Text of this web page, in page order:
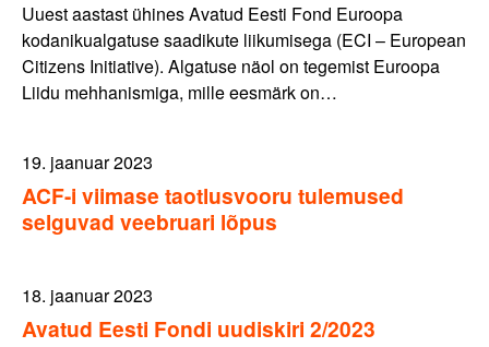
Uuest aastast ühines Avatud Eesti Fond Euroopa
kodanikualgatuse saadikute liikumisega (ECI – European
Citizens Initiative). Algatuse näol on tegemist Euroopa
Liidu mehhanismiga, mille eesmärk on…
19. jaanuar 2023
ACF-i viimase taotlusvooru tulemused
selguvad veebruari lõpus
18. jaanuar 2023
Avatud Eesti Fondi uudiskiri 2/2023